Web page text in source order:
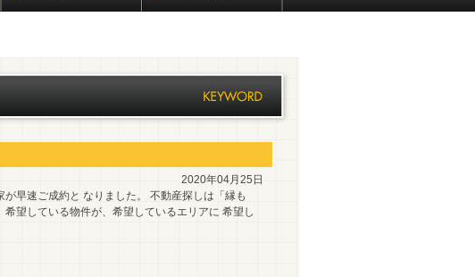
2020年04月25日
早速ご成約と なりました。 不動産探しは「縁も
望している物件が、希望しているエリアに 希望し